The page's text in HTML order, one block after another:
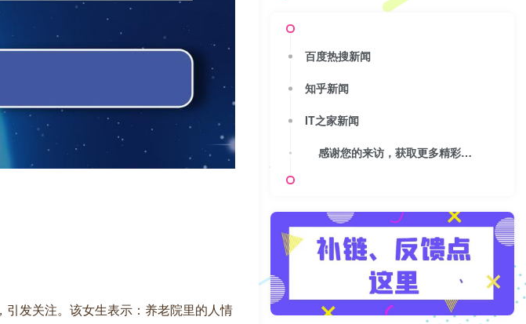
发关注。该女生表示：养老院里的人情
百度热搜新闻
知乎新闻
IT之家新闻
感谢您的来访，获取更多精彩文章请收藏本站。